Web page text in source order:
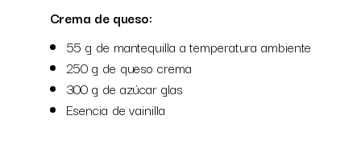
Crema de queso:
55 g de mantequilla a temperatura ambiente
250 g de queso crema
300 g de azúcar glas
Esencia de vainilla